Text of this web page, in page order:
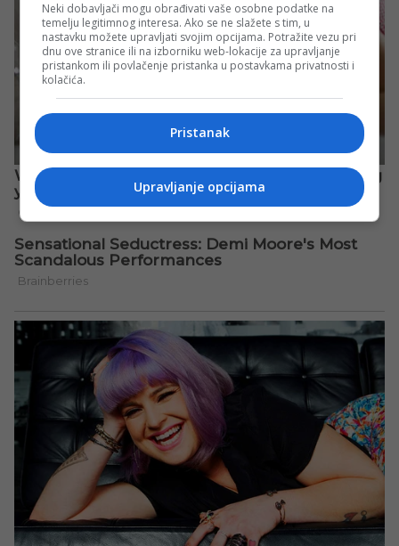
Neki dobavljači mogu obrađivati vaše osobne podatke na
temelju legitimnog interesa. Ako se ne slažete s tim, u
nastavku možete upravljati svojim opcijama. Potražite vezu pri
dnu ove stranice ili na izborniku web-lokacije za upravljanje
pristankom ili povlačenje pristanka u postavkama privatnosti i
kolačića.
Pristanak
Upravljanje opcijama